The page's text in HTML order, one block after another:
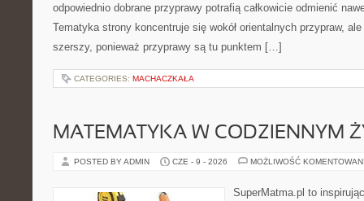
odpowiednio dobrane przyprawy potrafią całkowicie odmienić
Tematyka strony koncentruje się wokół orientalnych przypraw,
szerszy, ponieważ przyprawy są tu punktem […]
CATEGORIES: MACHACZKAŁA
MATEMATYKA W CODZIENNYM
POSTED BY ADMIN CZE - 9 - 2026 MOŻLIWOŚĆ
SuperMatma.pl to